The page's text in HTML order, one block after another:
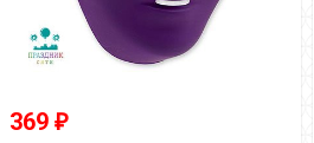
369 ₽